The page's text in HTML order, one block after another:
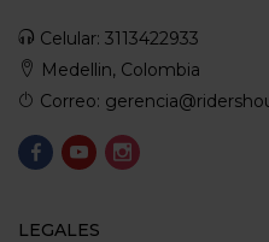
Celular: 3113422933
Medellin, Colombia
Correo:
LEGALES